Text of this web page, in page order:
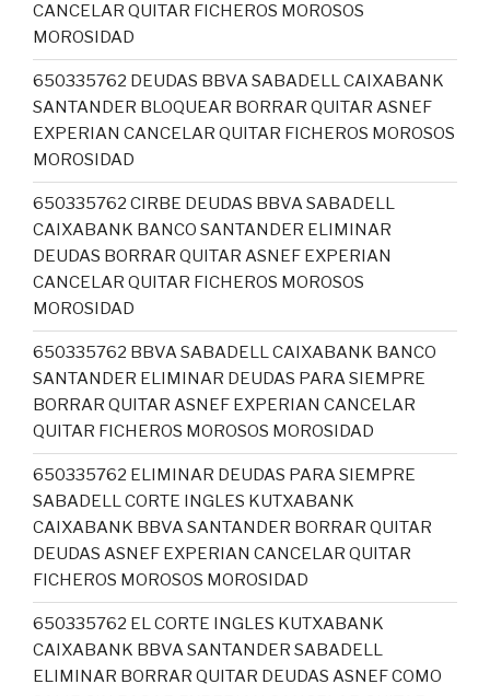
CANCELAR QUITAR FICHEROS MOROSOS
MOROSIDAD
650335762 DEUDAS BBVA SABADELL CAIXABANK
SANTANDER BLOQUEAR BORRAR QUITAR ASNEF
EXPERIAN CANCELAR QUITAR FICHEROS MOROSOS
MOROSIDAD
650335762 CIRBE DEUDAS BBVA SABADELL
CAIXABANK BANCO SANTANDER ELIMINAR
DEUDAS BORRAR QUITAR ASNEF EXPERIAN
CANCELAR QUITAR FICHEROS MOROSOS
MOROSIDAD
650335762 BBVA SABADELL CAIXABANK BANCO
SANTANDER ELIMINAR DEUDAS PARA SIEMPRE
BORRAR QUITAR ASNEF EXPERIAN CANCELAR
QUITAR FICHEROS MOROSOS MOROSIDAD
650335762 ELIMINAR DEUDAS PARA SIEMPRE
SABADELL CORTE INGLES KUTXABANK
CAIXABANK BBVA SANTANDER BORRAR QUITAR
DEUDAS ASNEF EXPERIAN CANCELAR QUITAR
FICHEROS MOROSOS MOROSIDAD
650335762 EL CORTE INGLES KUTXABANK
CAIXABANK BBVA SANTANDER SABADELL
ELIMINAR BORRAR QUITAR DEUDAS ASNEF COMO